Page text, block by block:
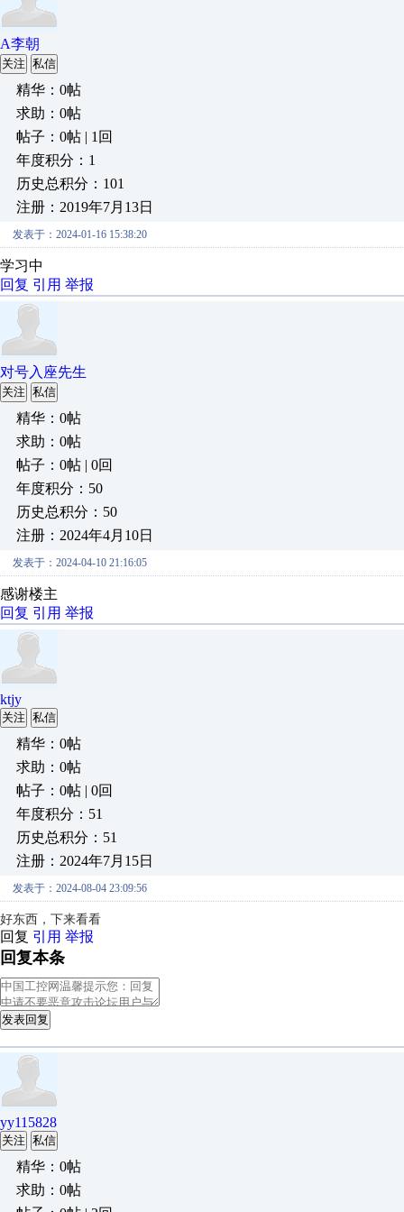
A李朝
关注 私信
精华：0帖
求助：0帖
帖子：0帖 | 1回
年度积分：1
历史总积分：101
注册：2019年7月13日
发表于：2024-01-16 15:38:20
学习中
回复 引用 举报
对号入座先生
关注 私信
精华：0帖
求助：0帖
帖子：0帖 | 0回
年度积分：50
历史总积分：50
注册：2024年4月10日
发表于：2024-04-10 21:16:05
感谢楼主
回复 引用 举报
ktjy
关注 私信
精华：0帖
求助：0帖
帖子：0帖 | 0回
年度积分：51
历史总积分：51
注册：2024年7月15日
发表于：2024-08-04 23:09:56
好东西，下来看看
回复 引用 举报
回复本条
发表回复
yy115828
关注 私信
精华：0帖
求助：0帖